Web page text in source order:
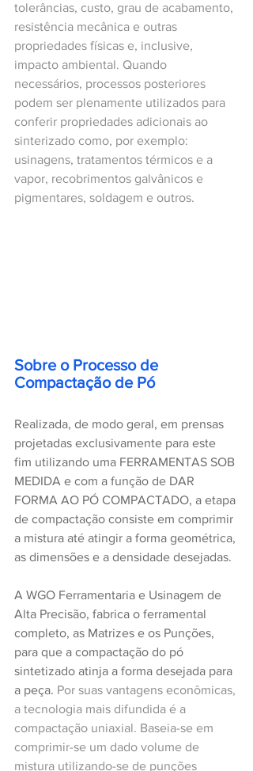
tolerâncias, custo, grau de acabamento,
resistência mecânica e outras
propriedades físicas e, inclusive,
impacto ambiental. Quando
necessários, processos posteriores
podem ser plenamente utilizados para
conferir propriedades adicionais ao
sinterizado como, por exemplo:
usinagens, tratamentos térmicos e a
vapor, recobrimentos galvânicos e
pigmentares, soldagem e outros.
Sobre o Processo de
Compactação de Pó
Realizada, de modo geral, em prensas
projetadas exclusivamente para este
fim utilizando uma FERRAMENTAS SOB
MEDIDA e com a função de DAR
FORMA AO PÓ COMPACTADO, a etapa
de compactação consiste em comprimir
a mistura até atingir a forma geométrica,
as dimensões e a densidade desejadas.
A WGO Ferramentaria e Usinagem de
Alta Precisão, fabrica o ferramental
completo, as Matrizes e os Punções,
para que a compactação do pó
sintetizado atinja a forma desejada para
a peça. Por suas vantagens econômicas,
a tecnologia mais difundida é a
compactação uniaxial. Baseia-se em
comprimir-se um dado volume de
mistura utilizando-se de punções